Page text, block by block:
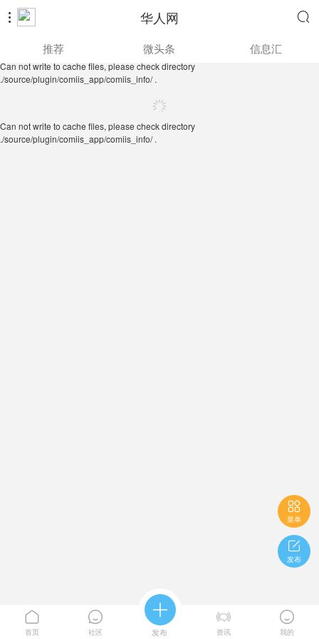
 华人网 
./source/plugin/comiis_app/comiis_info/ .
推荐 微头条 信息汇
Can not write to cache files, please check directory
./source/plugin/comiis_app/comiis_info/ .

菜单

发布

首页

社区

发布

资讯

我的
Can not write to cache files, please check directory
./source/plugin/comiis_app/comiis_info/ .